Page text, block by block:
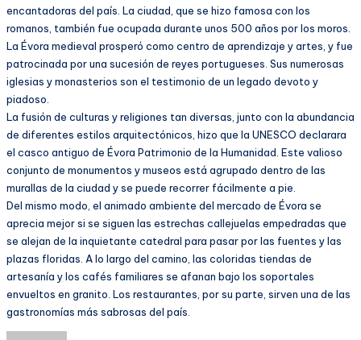
encantadoras del país. La ciudad, que se hizo famosa con los
romanos, también fue ocupada durante unos 500 años por los moros.
La Évora medieval prosperó como centro de aprendizaje y artes, y fue
patrocinada por una sucesión de reyes portugueses. Sus numerosas
iglesias y monasterios son el testimonio de un legado devoto y
piadoso.
La fusión de culturas y religiones tan diversas, junto con la abundancia
de diferentes estilos arquitectónicos, hizo que la UNESCO declarara
el casco antiguo de Évora Patrimonio de la Humanidad. Este valioso
conjunto de monumentos y museos está agrupado dentro de las
murallas de la ciudad y se puede recorrer fácilmente a pie.
Del mismo modo, el animado ambiente del mercado de Évora se
aprecia mejor si se siguen las estrechas callejuelas empedradas que
se alejan de la inquietante catedral para pasar por las fuentes y las
plazas floridas. A lo largo del camino, las coloridas tiendas de
artesanía y los cafés familiares se afanan bajo los soportales
envueltos en granito. Los restaurantes, por su parte, sirven una de las
gastronomías más sabrosas del país.